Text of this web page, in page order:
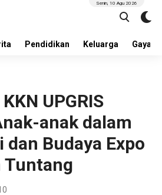
Pendidikan Keluarga Gaya
Senin, 10 Agu 2026
UPGRIS
anak dalam
dan Budaya Expo
Tuntang